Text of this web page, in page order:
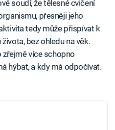
soudí, že tělesné cvičení
přesněji jeho
tedy může přispívat k
bez ohledu na věk.
zřejmě více schopno
hýbat, a kdy má odpočívat.